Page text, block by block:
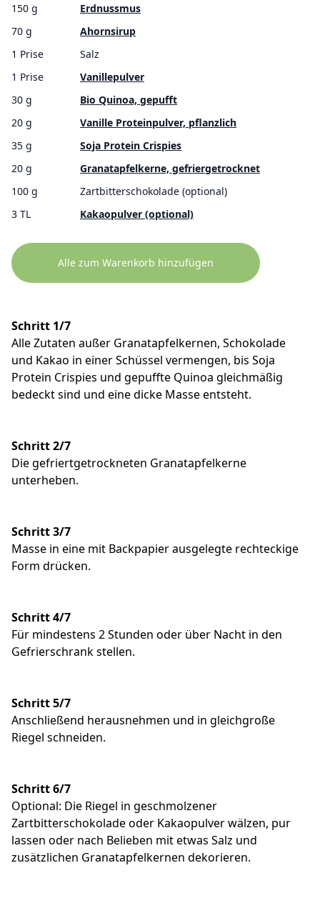
150 g
Erdnussmus
70 g
Ahornsirup
1 Prise
Salz
1 Prise
Vanillepulver
30 g
Bio Quinoa, gepufft
20 g
Vanille Proteinpulver, pflanzlich
35 g
Soja Protein Crispies
20 g
Granatapfelkerne, gefriergetrocknet
100 g
Zartbitterschokolade (optional)
3 TL
Kakaopulver (optional)
Alle zum Warenkorb hinzufügen
Schritt 1/7
Alle Zutaten außer Granatapfelkernen, Schokolade
und Kakao in einer Schüssel vermengen, bis Soja
Protein Crispies und gepuffte Quinoa gleichmäßig
bedeckt sind und eine dicke Masse entsteht.
Schritt 2/7
Die gefriertgetrockneten Granatapfelkerne
unterheben.
Schritt 3/7
Masse in eine mit Backpapier ausgelegte rechteckige
Form drücken.
Schritt 4/7
Für mindestens 2 Stunden oder über Nacht in den
Gefrierschrank stellen.
Schritt 5/7
Anschließend herausnehmen und in gleichgroße
Riegel schneiden.
Schritt 6/7
Optional: Die Riegel in geschmolzener
Zartbitterschokolade oder Kakaopulver wälzen, pur
lassen oder nach Belieben mit etwas Salz und
zusätzlichen Granatapfelkernen dekorieren.